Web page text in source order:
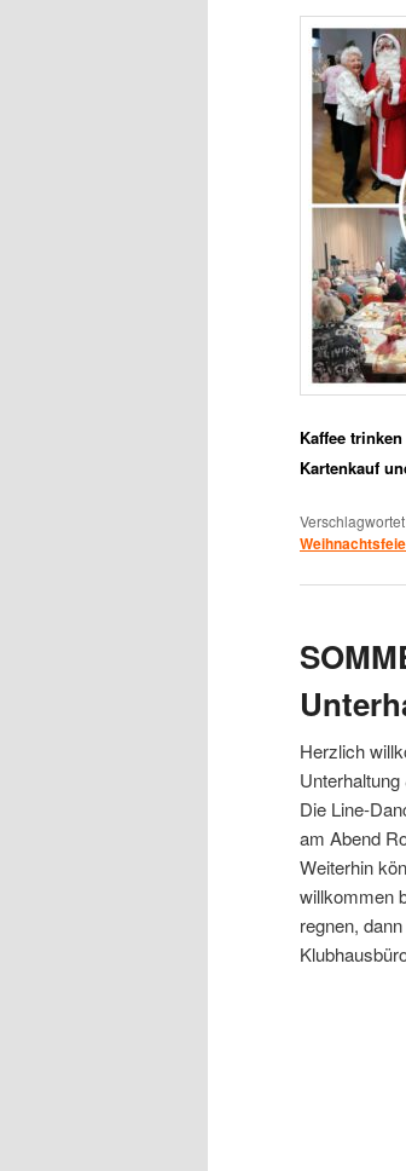
Kaffee
Kartenkauf
Herzlich
Die Line-
am Abend
Weiterhin
willkommen
regnen,